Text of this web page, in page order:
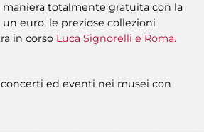
maniera totalmente gratuita con la
euro, le preziose collezioni
in corso Luca Signorelli e Roma.
ed eventi nei musei con